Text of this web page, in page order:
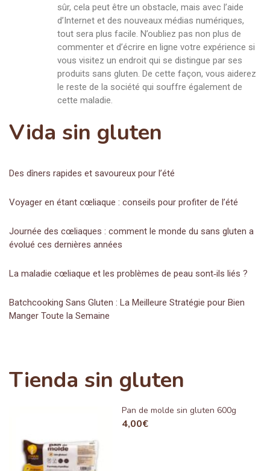
sûr, cela peut être un obstacle, mais avec l’aide
d’Internet et des nouveaux médias numériques,
tout sera plus facile. N’oubliez pas non plus de
commenter et d’écrire en ligne votre expérience si
vous visitez un endroit qui se distingue par ses
produits sans gluten. De cette façon, vous aiderez
le reste de la société qui souffre également de
cette maladie.
Vida sin gluten
Des dîners rapides et savoureux pour l’été
Voyager en étant cœliaque : conseils pour profiter de l’été
Journée des cœliaques : comment le monde du sans gluten a
évolué ces dernières années
La maladie cœliaque et les problèmes de peau sont‑ils liés ?
Batchcooking Sans Gluten : La Meilleure Stratégie pour Bien
Manger Toute la Semaine
Tienda sin gluten
Pan de molde sin gluten 600g
4,00€